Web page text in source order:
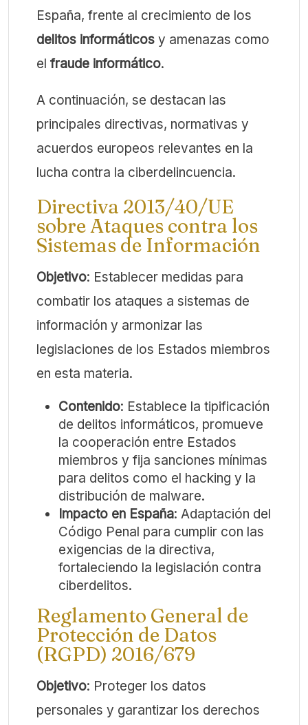
España, frente al crecimiento de los
delitos informáticos y amenazas como
el fraude informático.
A continuación, se destacan las
principales directivas, normativas y
acuerdos europeos relevantes en la
lucha contra la ciberdelincuencia.
Directiva 2013/40/UE
sobre Ataques contra los
Sistemas de Información
Objetivo: Establecer medidas para
combatir los ataques a sistemas de
información y armonizar las
legislaciones de los Estados miembros
en esta materia.
Contenido: Establece la tipificación
de delitos informáticos, promueve
la cooperación entre Estados
miembros y fija sanciones mínimas
para delitos como el hacking y la
distribución de malware.
Impacto en España: Adaptación del
Código Penal para cumplir con las
exigencias de la directiva,
fortaleciendo la legislación contra
ciberdelitos.
Reglamento General de
Protección de Datos
(RGPD) 2016/679
Objetivo: Proteger los datos
personales y garantizar los derechos